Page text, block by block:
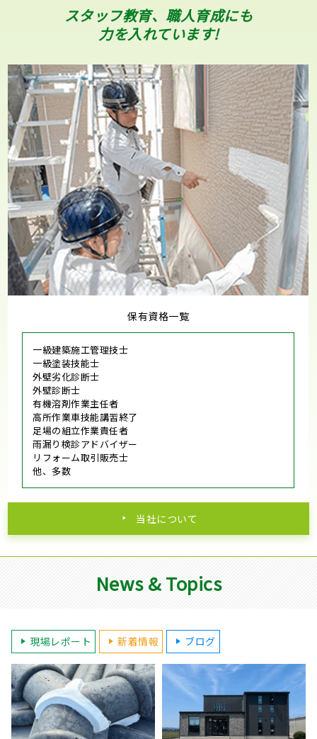
スタッフ教育、職人育成にも
力を入れています!
保有資格一覧
一級建築施工管理技士
一級塗装技能士
外壁劣化診断士
外壁診断士
有機溶剤作業主任者
高所作業車技能講習終了
足場の組立作業責任者
雨漏り検診アドバイザー
リフォーム取引販売士
他、多数
当社について
News & Topics
現場レポート 新着情報 ブログ